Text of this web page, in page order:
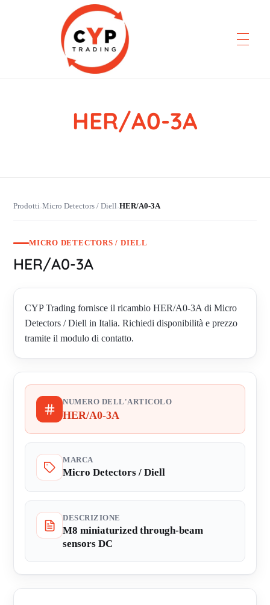
CYP Trading
HER/A0-3A
Prodotti›Micro Detectors / Diell›HER/A0-3A
MICRO DETECTORS / DIELL
HER/A0-3A
CYP Trading fornisce il ricambio HER/A0-3A di Micro
Detectors / Diell in Italia. Richiedi disponibilità e prezzo
tramite il modulo di contatto.
NUMERO DELL'ARTICOLO
HER/A0-3A
MARCA
Micro Detectors / Diell
DESCRIZIONE
M8 miniaturized through-beam
sensors DC